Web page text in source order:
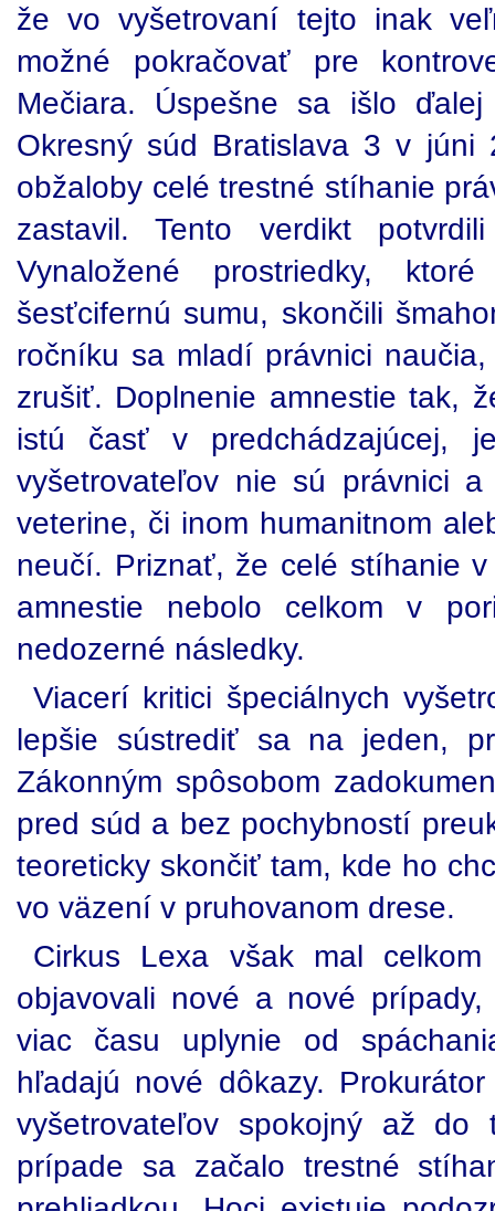
že vo vyšetrovaní tejto inak
možné pokračovať pre
Mečiara. Úspešne sa išlo
Okresný súd Bratislava 3 v júni
obžaloby celé trestné stíhanie
zastavil. Tento verdikt
Vynaložené prostriedky,
šesťcifernú sumu, skončili
ročníku sa mladí právnici
zrušiť. Doplnenie amnestie tak,
istú časť v predchádzajúcej,
vyšetrovateľov nie sú právnici
veterine, či inom humanitnom
neučí. Priznať, že celé stíhanie
amnestie nebolo celkom v
nedozerné následky.
Viacerí kritici špeciálnych
lepšie sústrediť sa na jeden,
Zákonným spôsobom
pred súd a bez pochybností
teoreticky skončiť tam, kde ho
vo väzení v pruhovanom drese.
Cirkus Lexa však mal
objavovali nové a nové
viac času uplynie od
hľadajú nové dôkazy.
vyšetrovateľov spokojný až
prípade sa začalo trestné